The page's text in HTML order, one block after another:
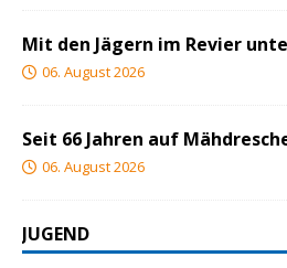
Mit den Jägern im Revier
06. August 2026
Seit 66 Jahren auf
06. August 2026
JUGEND